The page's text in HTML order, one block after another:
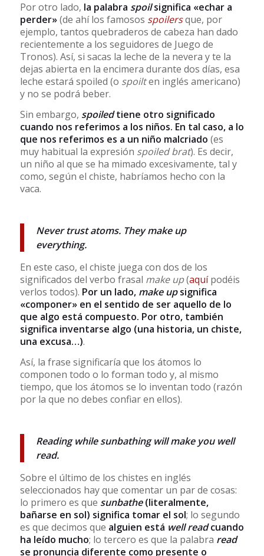
Por otro lado, la palabra spoilsignifica «echar a
perder»(de ahí los famosos spoilers que, por
ejemplo, tantos quebraderos de cabeza han dado
recientemente a los seguidores de Juego de
Tronos). Así, si sacas la leche de la nevera y te la
dejas abierta en la encimera durante dos días, esa
leche estará spoiled (o spoilten inglés americano)
y no se podrá beber.
Sin embargo, spoiledtiene otro significado
cuando nos referimos a los niños. En tal caso, a lo
que nos referimos es a un niño malcriado (es
muy habitual la expresión spoiled brat). Es decir,
un niño al que se ha mimado excesivamente, tal y
como, según el chiste, habríamos hecho con la
vaca.
Never trust atoms. They make up
everything.
En este caso, el chiste juega con dos de los
significados del verbo frasal make up(aquípodéis
verlos todos). Por un lado, make upsignifica
«componer» en el sentido de ser aquello de lo
que algo está compuesto. Por otro, también
significa inventarse algo (una historia, un chiste,
una excusa…).
Así, la frase significaría que los átomos lo
componen todo o lo forman todo y, al mismo
tiempo, que los átomos se lo inventan todo (razón
por la que no debes confiar en ellos).
Reading while sunbathing will make you well
read.
Sobre el último de los chistes en inglés
seleccionados hay que comentar un par de cosas:
lo primero es que sunbathe(literalmente,
bañarse en sol) significa tomar el sol; lo segundo
es que decimos que alguien está well readcuando
ha leído mucho; lo tercero es que la palabra read
se pronuncia diferente como presente o